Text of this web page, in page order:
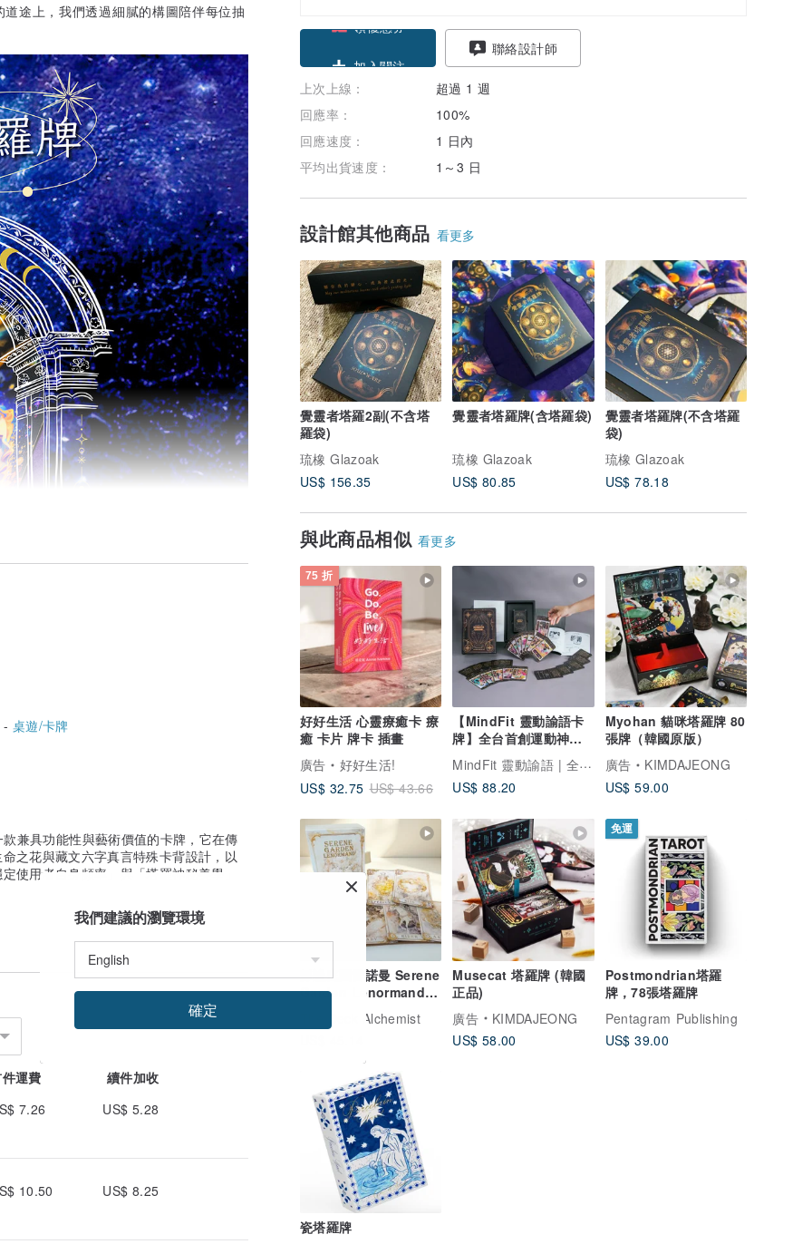
加入關注
聯絡設計師
上次上線：
超過 1 週
回應率：
100%
回應速度：
1 日內
平均出貨速度：
1～3 日
設計館其他商品 看更多
覺靈者塔羅2副(不含塔
羅袋)
琉橡 Glazoak
US$ 156.35
覺靈者塔羅牌(含塔羅袋)
琉橡 Glazoak
US$ 80.85
覺靈者塔羅牌(不含塔羅
袋)
琉橡 Glazoak
US$ 78.18
與此商品相似 看更多
75 折
好好生活 心靈療癒卡 療
癒 卡片 牌卡 插畫
廣告
好好生活!
US$ 32.75 US$ 43.66
【MindFit 靈動諭語卡
牌】全台首創運動神諭
卡/身心靈/占卜/察覺
MindFit 靈動諭語 | 全台首創/運動x心靈/的神諭卡牌！
US$ 88.20
Myohan 貓咪塔羅牌 80
張牌（韓國原版）
廣告
KIMDAJEONG
US$ 59.00
靜謐庭園雷諾曼 Serene
Garden Lenormand
The Deck Alchemist
Musecat 塔羅牌 (韓國
正品)
廣告
KIMDAJEONG
US$ 58.00
免運
Postmondrian塔羅
牌，78張塔羅牌
Pentagram Publishing
US$ 39.00
瓷塔羅牌
途上，我們透過細膩的構圖陪伴每位抽
-桌遊/卡牌
兼具功能性與藝術價值的卡牌，它在傳
之花與藏文六字真言特殊卡背設計，以
使用者自身頻率」與「塔羅神秘美學」
運費
續件加收
7.26
US$ 5.28
10.50 US$ 8.25
我們建議的瀏覽環境
確定